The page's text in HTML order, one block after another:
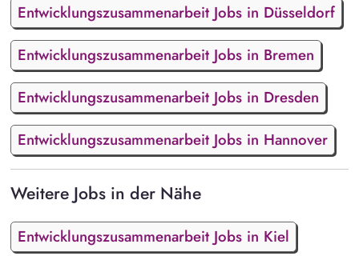
Entwicklungszusammenarbeit Jobs in Düsseldorf
Entwicklungszusammenarbeit Jobs in Bremen
Entwicklungszusammenarbeit Jobs in Dresden
Entwicklungszusammenarbeit Jobs in Hannover
Weitere Jobs in der Nähe
Entwicklungszusammenarbeit Jobs in Kiel